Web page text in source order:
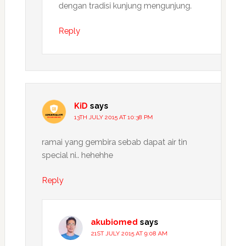
dengan tradisi kunjung mengunjung.
Reply
KiD says
13TH JULY 2015 AT 10:38 PM
ramai yang gembira sebab dapat air tin
special ni.. hehehhe
Reply
akubiomed says
21ST JULY 2015 AT 9:08 AM